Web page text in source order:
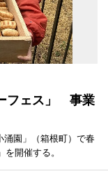
フェス」 事業
園」（箱根町）で春
開催する。